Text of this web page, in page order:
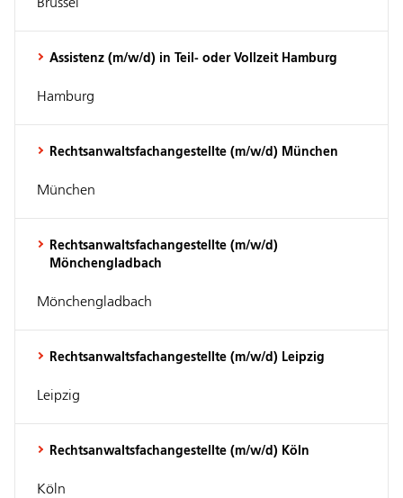
Brüssel
Assistenz (m/w/d) in Teil- oder Vollzeit Hamburg
Hamburg
Rechtsanwaltsfachangestellte (m/w/d) München
München
Rechtsanwaltsfachangestellte (m/w/d)
Mönchengladbach
Mönchengladbach
Rechtsanwaltsfachangestellte (m/w/d) Leipzig
Leipzig
Rechtsanwaltsfachangestellte (m/w/d) Köln
Köln